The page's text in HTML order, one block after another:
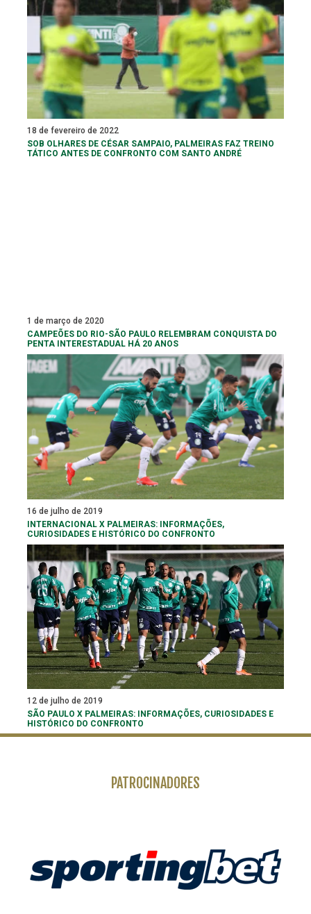
18 de fevereiro de 2022
SOB OLHARES DE CÉSAR SAMPAIO, PALMEIRAS FAZ TREINO
TÁTICO ANTES DE CONFRONTO COM SANTO ANDRÉ
1 de março de 2020
CAMPEÕES DO RIO-SÃO PAULO RELEMBRAM CONQUISTA DO
PENTA INTERESTADUAL HÁ 20 ANOS
16 de julho de 2019
INTERNACIONAL X PALMEIRAS: INFORMAÇÕES,
CURIOSIDADES E HISTÓRICO DO CONFRONTO
12 de julho de 2019
SÃO PAULO X PALMEIRAS: INFORMAÇÕES, CURIOSIDADES E
HISTÓRICO DO CONFRONTO
PATROCINADORES